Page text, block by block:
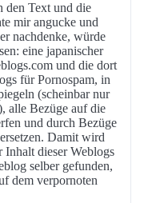
den Text und die
mir angucke und
nachdenke, würde
eine japanischer
und die dort
für Pornospam, in
(scheinbar nur
alle Bezüge auf die
und durch Bezüge
Damit wird
Inhalt dieser Weblogs
selber gefunden,
dem verpornoten